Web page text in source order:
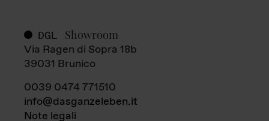
DGL Showroom
Via Ragen di Sopra 18b
39031 Brunico
0039 0474 771510
info@dasganzeleben.it
Note legali